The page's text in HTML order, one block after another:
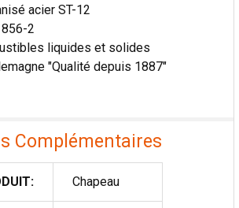
acier ST-12
2
liquides et solides
"Qualité depuis 1887"
Complémentaires
Chapeau